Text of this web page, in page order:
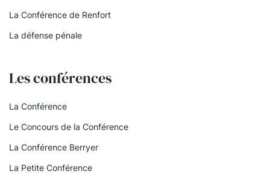
La Conférence de Renfort
La défense pénale
Les conférences
La Conférence
Le Concours de la Conférence
La Conférence Berryer
La Petite Conférence